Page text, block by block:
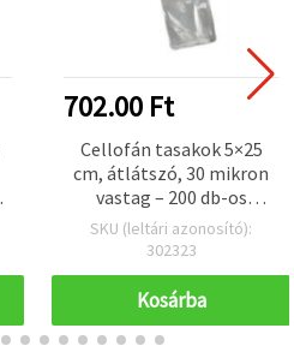
702.00 Ft
Cellofán tasakok 5×25
cm, átlátszó, 30 mikron
vastag – 200 db-os
csomag
SKU (leltári azonosító):
302323
Kosárba